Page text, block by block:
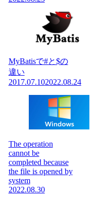
MyBatisで#と$の
違い
2017.07.102022.08.24
The operation
cannot be
completed because
the file is opened by
system
2022.08.30